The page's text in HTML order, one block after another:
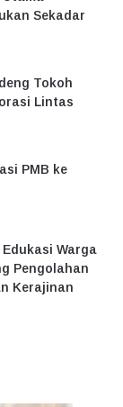
Sekadar
Tokoh
Lintas
PMB ke
Edukasi Warga
Pengolahan
Kerajinan